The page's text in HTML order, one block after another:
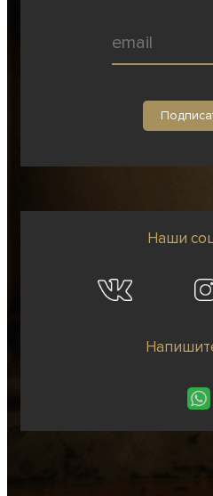
Наши